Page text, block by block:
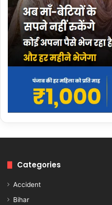
Categories
Accident
Bihar